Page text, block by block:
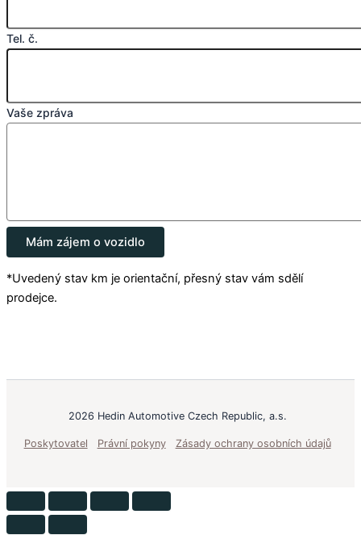
Tel. č.
Vaše zpráva
Mám zájem o vozidlo
*Uvedený stav km je orientační, přesný stav vám sdělí
prodejce.
2026 Hedin Automotive Czech Republic, a.s.
Poskytovatel Právní pokyny Zásady ochrany osobních údajů